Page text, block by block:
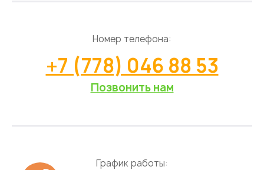
Номер телефона:
+7 (778) 046 88 53
Позвонить нам
График работы: